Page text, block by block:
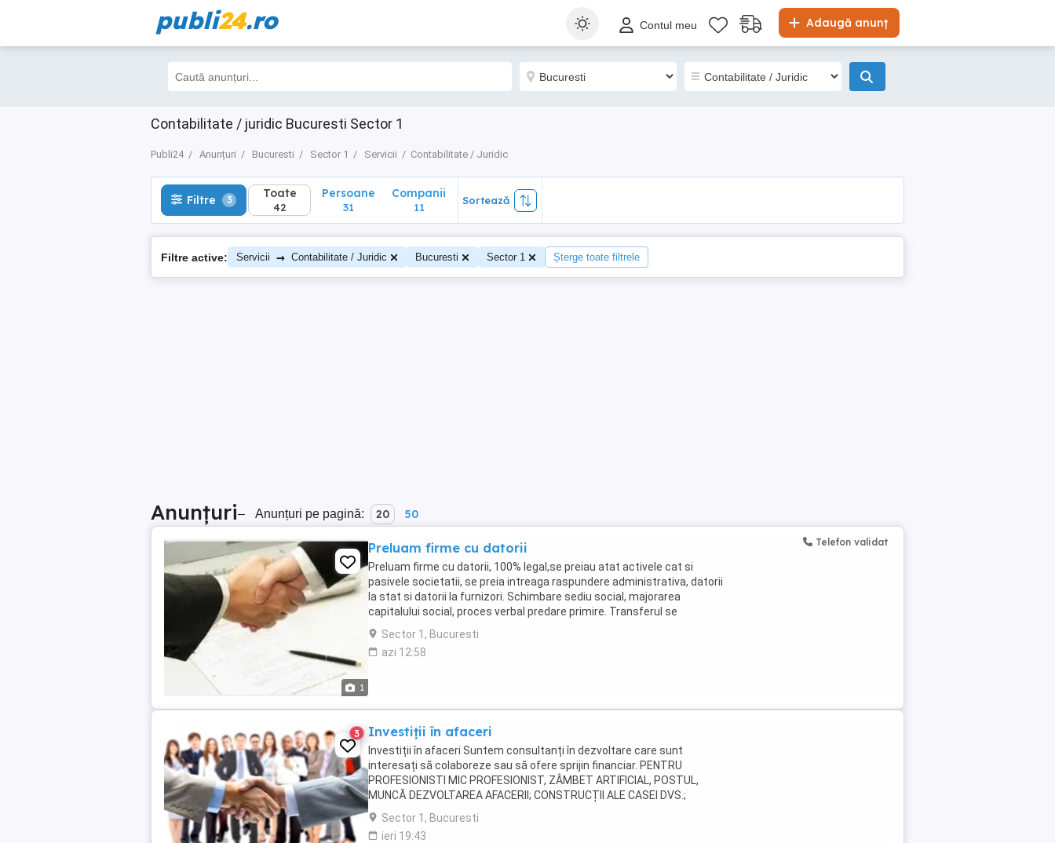
publi24.ro Adaugă anunț
Contul meu
Contabilitate / juridic Bucuresti Sector 1
Publi24 Anunțuri Bucuresti Sector 1 Servicii Contabilitate / Juridic
Filtre 3 Toate
42
Filtre 3 Toate
42
Persoane
31
Companii
11
Sortează
Filtre active: Servicii → Contabilitate / Juridic Bucuresti Sector 1 Șterge toate filtrele
Anunțuri– Anunțuri pe pagină: 20 50
1
Preluam firme cu datorii
Preluam firme cu datorii, 100% legal,se preiau atat activele cat si
pasivele societatii, se preia intreaga raspundere administrativa, datorii
la stat si datorii la furnizori. Schimbare sediu social, majorarea
capitalului social, proces verbal predare primire. Transferul se
realizeaza cu respectarea legislatiei ...
Sector 1, Bucuresti
azi 12:58
Telefon validat
3 Investiții în afaceri
Investiții în afaceri Suntem consultanți în dezvoltare care sunt
interesați să colaboreze sau să ofere sprijin financiar. PENTRU
PROFESIONISTI MIC PROFESIONIST, ZÂMBET ARTIFICIAL, POSTUL,
MUNCĂ DEZVOLTAREA AFACERII; CONSTRUCȚII ALE CASEI DVS.;
IMOBILIARE; DOMENIUL AUTOMOBIL. Pur și simplu vă oferim ...
Sector 1, Bucuresti
ieri 19:43